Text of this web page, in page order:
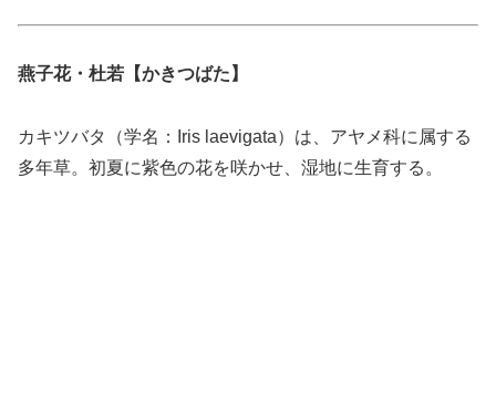
燕子花・杜若【かきつばた】
カキツバタ（学名：Iris laevigata）は、アヤメ科に属する
多年草。初夏に紫色の花を咲かせ、湿地に生育する。